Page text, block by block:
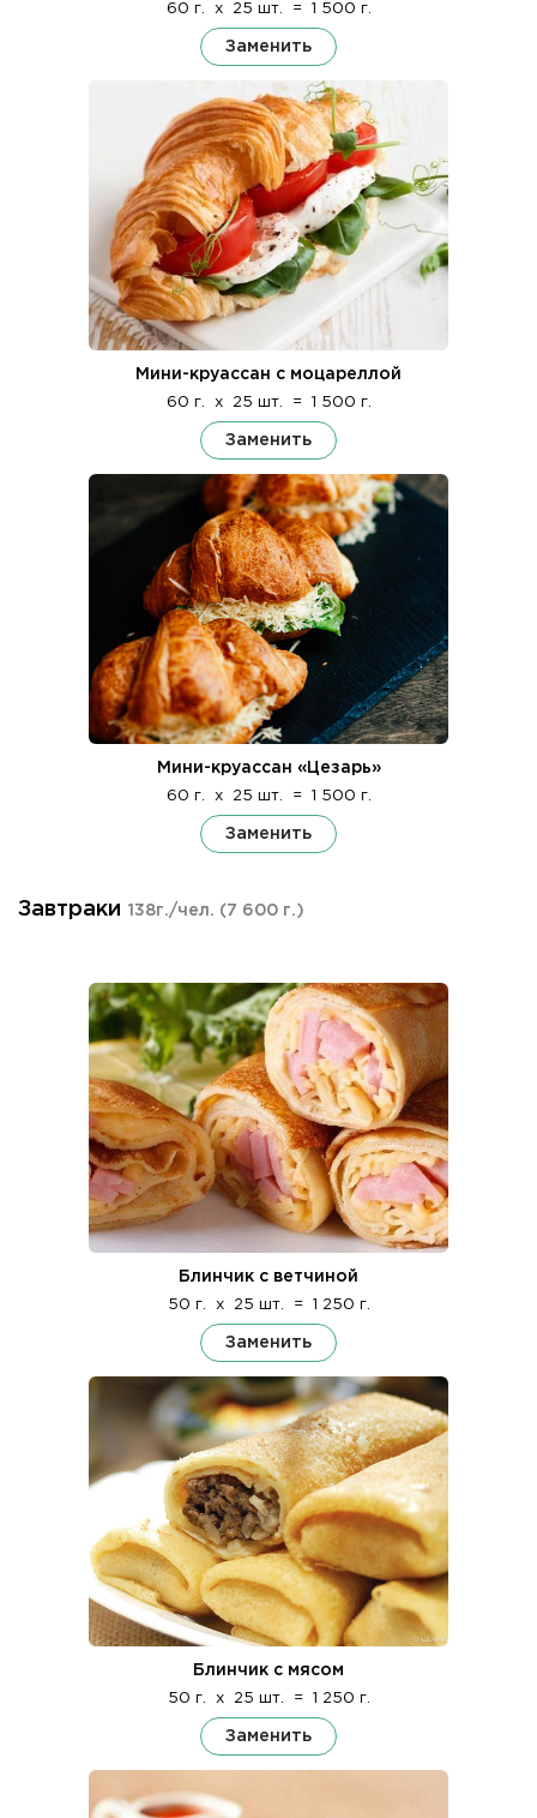
60 г. x 25 шт. = 1 500 г.
Заменить
Мини-круассан с моцареллой
60 г. x 25 шт. = 1 500 г.
Заменить
Мини-круассан «Цезарь»
60 г. x 25 шт. = 1 500 г.
Заменить
Завтраки 138г./чел. (7 600 г.)
Блинчик с ветчиной
50 г. x 25 шт. = 1 250 г.
Заменить
Блинчик с мясом
50 г. x 25 шт. = 1 250 г.
Заменить